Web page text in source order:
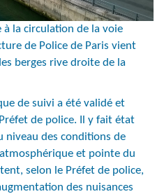
la circulation de la voie
de Police de Paris vient
berges rive droite de la
de suivi a été validé et
de police. Il y fait état
niveau des conditions de
et pointe du
selon le Préfet de police,
des nuisances